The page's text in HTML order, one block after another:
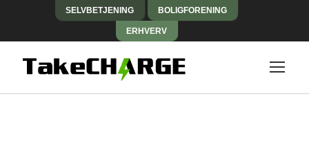
SELVBETJENING BOLIGFORENING
ERHVERV